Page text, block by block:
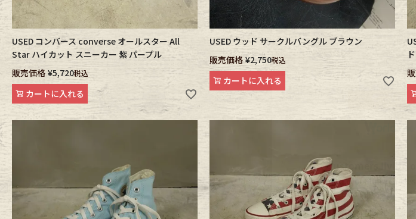
USED コンバース converse オールスター All
Star ハイカット スニーカー 紫 パープル
販売価格 ¥5,720税込
カートに入れる
USED ウッド サークルバングル ブラウン
販売価格 ¥2,750税込
カートに入れる